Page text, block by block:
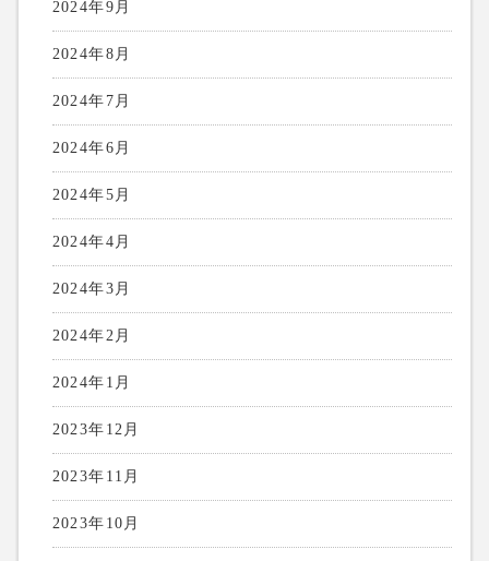
2024年9月
2024年8月
2024年7月
2024年6月
2024年5月
2024年4月
2024年3月
2024年2月
2024年1月
2023年12月
2023年11月
2023年10月